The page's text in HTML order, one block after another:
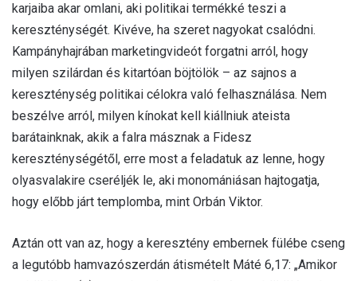
karjaiba akar omlani, aki politikai termékké teszi a
kereszténységét. Kivéve, ha szeret nagyokat csalódni.
Kampányhajrában marketingvideót forgatni arról, hogy
milyen szilárdan és kitartóan böjtölök – az sajnos a
kereszténység politikai célokra való felhasználása. Nem
beszélve arról, milyen kínokat kell kiállniuk ateista
barátainknak, akik a falra másznak a Fidesz
kereszténységétől, erre most a feladatuk az lenne, hogy
olyasvalakire cseréljék le, aki monomániásan hajtogatja,
hogy előbb járt templomba, mint Orbán Viktor.
Aztán ott van az, hogy a keresztény embernek fülébe cseng
a legutóbb hamvazószerdán átismételt Máté 6,17: „Amikor